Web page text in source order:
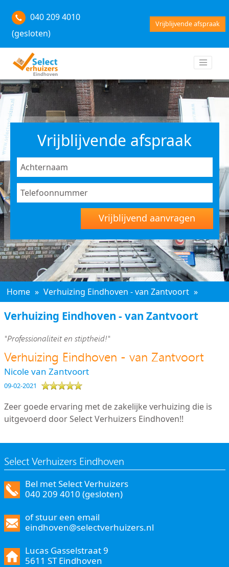
040 209 4010
(gesloten)
Vrijblijvende afspraak
Vrijblijvende afspraak
Vrijblijvend aanvragen
Home » Verhuizing Eindhoven - van Zantvoort »
Verhuizing Eindhoven - van Zantvoort
"Professionaliteit en stiptheid!"
Verhuizing Eindhoven - van Zantvoort
Nicole van Zantvoort
09-02-2021
Zeer goede ervaring met de zakelijke verhuizing die is
uitgevoerd door Select Verhuizers Eindhoven!!
Select Verhuizers Eindhoven
Bel met Select Verhuizers
040 209 4010 (gesloten)
of stuur een email
eindhoven@selectverhuizers.nl
Lucas Gasselstraat 9
5611 ST Eindhoven